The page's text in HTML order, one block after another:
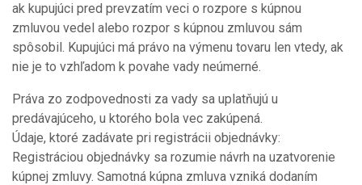
ak kupujúci pred prevzatím veci o rozpore s kúpnou
zmluvou vedel alebo rozpor s kúpnou zmluvou sám
spôsobil. Kupujúci má právo na výmenu tovaru len vtedy, ak
nie je to vzhľadom k povahe vady neúmerné.
Práva zo zodpovednosti za vady sa uplatňujú u
predávajúceho, u ktorého bola vec zakúpená.
Údaje, ktoré zadávate pri registrácii objednávky:
Registráciou objednávky sa rozumie návrh na uzatvorenie
kúpnej zmluvy. Samotná kúpna zmluva vzniká dodaním